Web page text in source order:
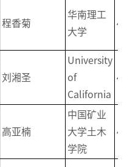
程香菊
华南理工
大学
4
刘湘圣
University
of
California
4
高亚楠
中国矿业
大学土木
学院
4